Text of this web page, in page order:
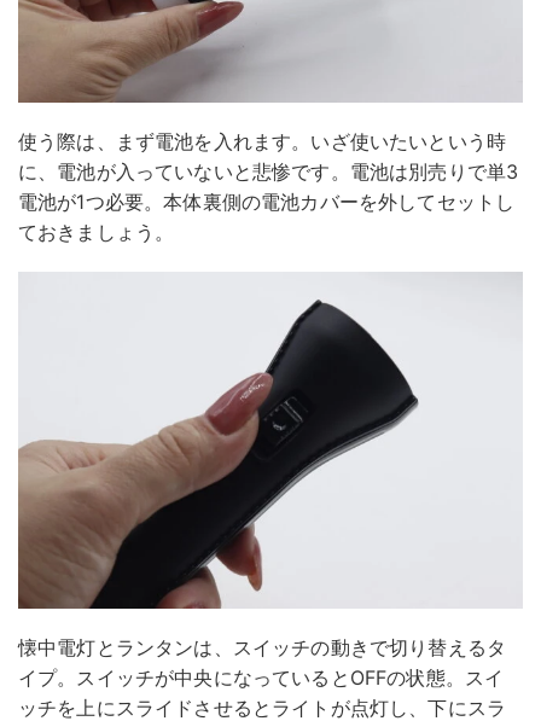
使う際は、まず電池を入れます。いざ使いたいという時
に、電池が入っていないと悲惨です。電池は別売りで単3
電池が1つ必要。本体裏側の電池カバーを外してセットし
ておきましょう。
懐中電灯とランタンは、スイッチの動きで切り替えるタ
イプ。スイッチが中央になっているとOFFの状態。スイ
ッチを上にスライドさせるとライトが点灯し、下にスラ